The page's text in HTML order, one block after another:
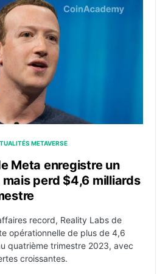
enregistre un revenu record
METAVERSE
Meta enregistre un
perd $4,6 milliards
record, Reality Labs de
opérationnelle de plus de 4,6
quatrième trimestre 2023, avec
croissantes.